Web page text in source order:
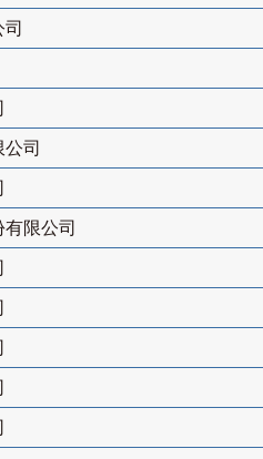
司
限公司